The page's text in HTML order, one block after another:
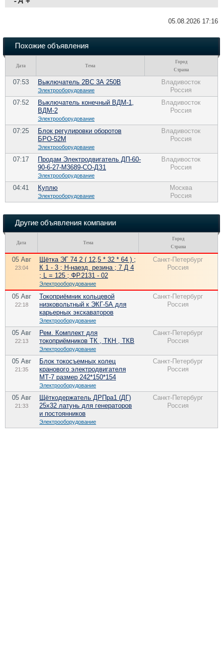
05.08.2026 17:16
Похожие объявления
Дата Тема
Город
Страна
07:53 Выключатель 2ВС 3А 250В
Электрооборудование
Владивосток
Россия
07:52
Выключатель конечный ВДМ-1,
ВДМ-2
Электрооборудование
Владивосток
Россия
07:25
Блок регулировки оборотов
БРО-52М
Электрооборудование
Владивосток
Россия
07:17
Продам Электродвигатель ДП-60-
90-6-27-М3689-СО-ДЗ1
Электрооборудование
Владивосток
Россия
04:41 Куплю
Электрооборудование
Москва
Россия
Другие объявления компании
Дата Тема
Город
Страна
05 Авг
23:04
Щётка ЭГ 74 2 ( 12,5 * 32 * 64 ) ;
К 1 - 3 ; Н-наезд. резина ; 7 Д 4
; L = 125 ; ФР.2131 - 02
Электрооборудование
Санкт-Петербург
Россия
05 Авг
22:18
Токоприёмник кольцевой
низковольтный к ЭКГ-5А для
карьерных экскаваторов
Электрооборудование
Санкт-Петербург
Россия
05 Авг
22:13
Рем. Комплект для
токоприёмников ТК , ТКН , ТКВ
Электрооборудование
Санкт-Петербург
Россия
05 Авг
21:35
Блок токосъемных колец
кранового электродвигателя
МТ-7 размер 242*150*154
Электрооборудование
Санкт-Петербург
Россия
05 Авг
21:33
Щёткодержатель ДРПра1 (ДГ)
25х32 латунь для генераторов
и постоянников
Электрооборудование
Санкт-Петербург
Россия